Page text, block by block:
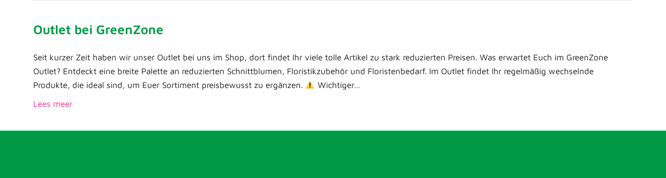
Outlet bei GreenZone
Seit kurzer Zeit haben wir unser Outlet bei uns im Shop, dort findet Ihr viele tolle Artikel zu stark reduzierten Preisen. Was erwartet Euch im GreenZone
Outlet? Entdeckt eine breite Palette an reduzierten Schnittblumen, Floristikzubehör und Floristenbedarf. Im Outlet findet Ihr regelmäßig wechselnde
Produkte, die ideal sind, um Euer Sortiment preisbewusst zu ergänzen.
Wichtiger…
Lees meer